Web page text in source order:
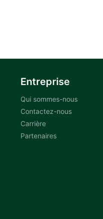
Entreprise
Qui sommes-nous
Contactez-nous
Carrière
Partenaires